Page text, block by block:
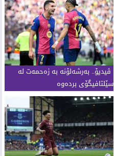
ڤیدیۆ.. بەرشەلۆنە بە زەحمەت لە
سێلتافیگۆی بردەوە